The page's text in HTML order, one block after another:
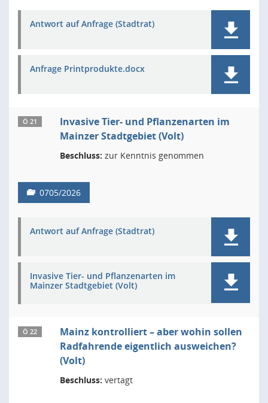
Antwort auf Anfrage (Stadtrat)
Anfrage Printprodukte.docx
Ö 21
Invasive Tier- und Pflanzenarten im
Mainzer Stadtgebiet (Volt)
Beschluss: zur Kenntnis genommen
0705/2026
Antwort auf Anfrage (Stadtrat)
Invasive Tier- und Pflanzenarten im
Mainzer Stadtgebiet (Volt)
Ö 22
Mainz kontrolliert – aber wohin sollen
Radfahrende eigentlich ausweichen?
(Volt)
Beschluss: vertagt